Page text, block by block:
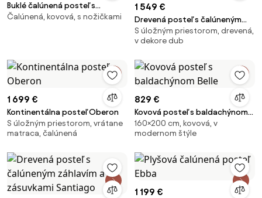
Buklé čalúnená posteľ s
kovovými nohami Olina
Čalúnená, kovová, s nožičkami
1 549 €
Drevená posteľ s čalúneným
záhlavím a zásuvkami Santiago
S úložným priestorom, drevená,
v dekore dub
1 699 €
Kontinentálna posteľ Oberon
S úložným priestorom, vrátane
matraca, čalúnená
829 €
Kovová posteľ s baldachýnom
Belle
160×200 cm, kovová, v
modernom štýle
1 199 €